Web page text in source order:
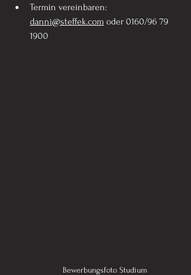
Termin vereinbaren:
danni@steffek.com oder 0160/96 79
1900
Bewerbungsfoto Studium